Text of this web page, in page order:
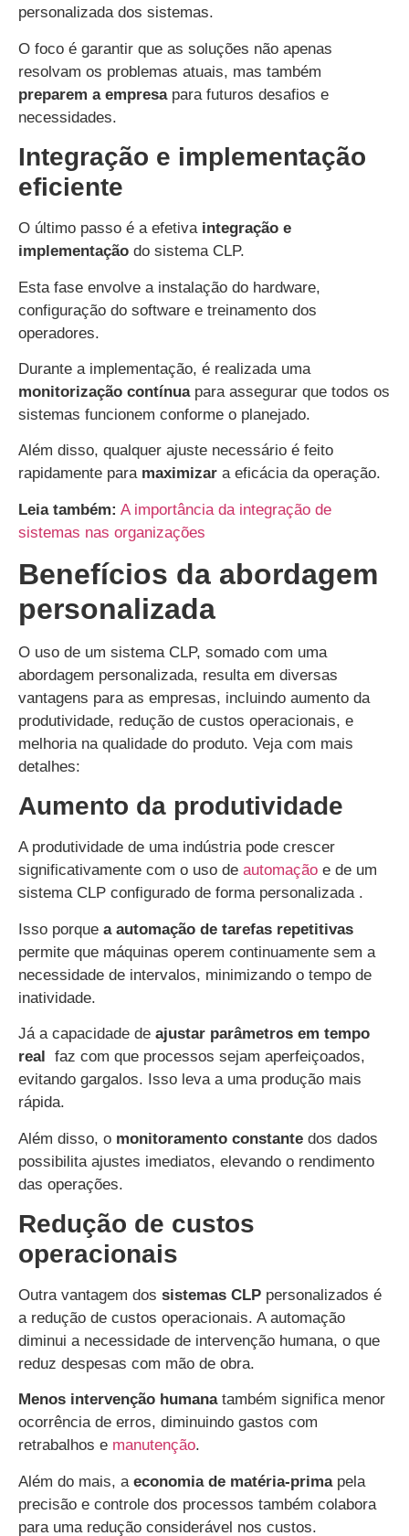
personalizada dos sistemas.
O foco é garantir que as soluções não apenas
resolvam os problemas atuais, mas também
preparem a empresapara futuros desafios e
necessidades.
Integração e implementação
eficiente
O último passo é a efetiva integração e
implementação do sistema CLP.
Esta fase envolve a instalação do hardware,
configuração do software e treinamento dos
operadores.
Durante a implementação, é realizada uma
monitorização contínuapara assegurar que todos os
sistemas funcionem conforme o planejado.
Além disso, qualquer ajuste necessário é feito
rapidamente para maximizar a eficácia da operação.
Leia também: A importância da integração de
sistemas nas organizações
Benefícios da abordagem
personalizada
O uso de um sistema CLP, somado com uma
abordagem personalizada, resulta em diversas
vantagens para as empresas, incluindo aumento da
produtividade, redução de custos operacionais, e
melhoria na qualidade do produto. Veja com mais
detalhes:
Aumento da produtividade
A produtividade de uma indústria pode crescer
significativamente com o uso de automação e de um
sistema CLP configurado de forma personalizada .
Isso porque a automação de tarefas repetitivas
permite que máquinas operem continuamente sem a
necessidade de intervalos, minimizando o tempo de
inatividade.
Já a capacidade de ajustar parâmetros em tempo
real
faz com que processos sejam aperfeiçoados,
evitando gargalos. Isso leva a uma produção mais
rápida.
Além disso, o monitoramento constante dos dados
possibilita ajustes imediatos, elevando o rendimento
das operações.
Redução de custos
operacionais
Outra vantagem dos sistemas CLP personalizados é
a redução de custos operacionais. A automação
diminui a necessidade de intervenção humana, o que
reduz despesas com mão de obra.
Menos intervenção humanatambém significa menor
ocorrência de erros, diminuindo gastos com
retrabalhos e manutenção.
Além do mais, a economia de matéria-primapela
precisão e controle dos processos também colabora
para uma redução considerável nos custos.